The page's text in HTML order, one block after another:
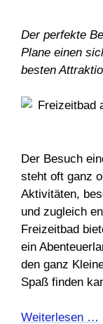
Der perfekte
Plane einen
besten
Der Besuch
steht oft ganz
Aktivitäten,
und zugleich
Freizeitbad
ein
den ganz
Spaß finden
Weiterlesen …